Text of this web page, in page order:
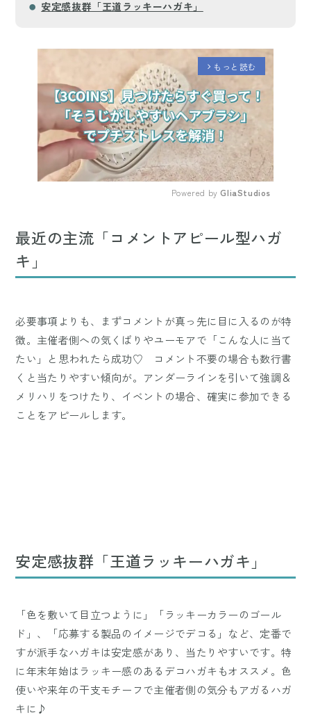
安定感抜群「王道ラッキーハガキ」
arrow_forward_ios もっと読む
Powered by GliaStudios
最近の主流「コメントアピール型ハガ
キ」
必要事項よりも、まずコメントが真っ先に目に入るのが特
徴。主催者側への気くばりやユーモアで「こんな人に当て
たい」と思われたら成功♡ コメント不要の場合も数行書
くと当たりやすい傾向が。アンダーラインを引いて強調＆
メリハリをつけたり、イベントの場合、確実に参加できる
ことをアピールします。
安定感抜群「王道ラッキーハガキ」
「色を敷いて目立つように」「ラッキーカラーのゴール
ド」、「応募する製品のイメージでデコる」など、定番で
すが派手なハガキは安定感があり、当たりやすいです。特
に年末年始はラッキー感のあるデコハガキもオススメ。色
使いや来年の干支モチーフで主催者側の気分もアガるハガ
キに♪